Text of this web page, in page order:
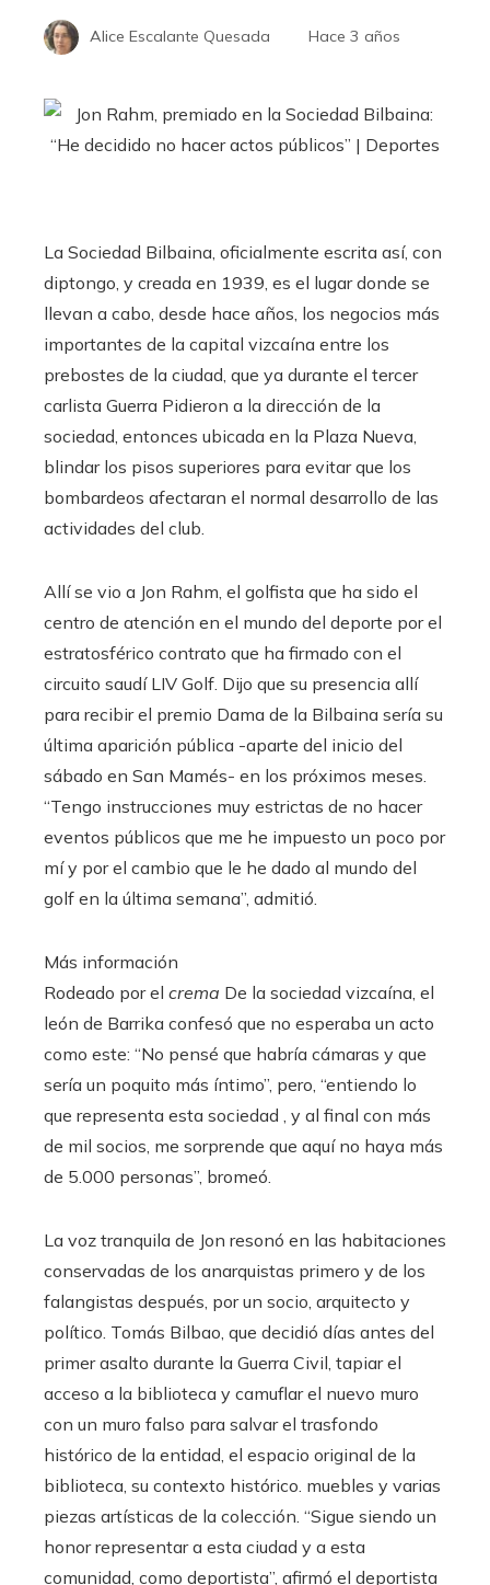
Alice Escalante Quesada Hace 3 años
La Sociedad Bilbaina, oficialmente escrita así, con
diptongo, y creada en 1939, es el lugar donde se
llevan a cabo, desde hace años, los negocios más
importantes de la capital vizcaína entre los
prebostes de la ciudad, que ya durante el tercer
carlista Guerra Pidieron a la dirección de la
sociedad, entonces ubicada en la Plaza Nueva,
blindar los pisos superiores para evitar que los
bombardeos afectaran el normal desarrollo de las
actividades del club.
Allí se vio a Jon Rahm, el golfista que ha sido el
centro de atención en el mundo del deporte por el
estratosférico contrato que ha firmado con el
circuito saudí LIV Golf. Dijo que su presencia allí
para recibir el premio Dama de la Bilbaina sería su
última aparición pública -aparte del inicio del
sábado en San Mamés- en los próximos meses.
“Tengo instrucciones muy estrictas de no hacer
eventos públicos que me he impuesto un poco por
mí y por el cambio que le he dado al mundo del
golf en la última semana”, admitió.
Más información
Rodeado por el crema De la sociedad vizcaína, el
león de Barrika confesó que no esperaba un acto
como este: “No pensé que habría cámaras y que
sería un poquito más íntimo”, pero, “entiendo lo
que representa esta sociedad , y al final con más
de mil socios, me sorprende que aquí no haya más
de 5.000 personas”, bromeó.
La voz tranquila de Jon resonó en las habitaciones
conservadas de los anarquistas primero y de los
falangistas después, por un socio, arquitecto y
político. Tomás Bilbao, que decidió días antes del
primer asalto durante la Guerra Civil, tapiar el
acceso a la biblioteca y camuflar el nuevo muro
con un muro falso para salvar el trasfondo
histórico de la entidad, el espacio original de la
biblioteca, su contexto histórico. muebles y varias
piezas artísticas de la colección. “Sigue siendo un
honor representar a esta ciudad y a esta
comunidad, como deportista”, afirmó el deportista